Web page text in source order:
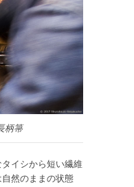
柄箒
イシから短い繊維
然のままの状態